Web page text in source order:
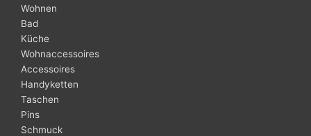
Wohnen
Bad
Küche
Wohnaccessoires
Accessoires
Handyketten
Taschen
Pins
Schmuck